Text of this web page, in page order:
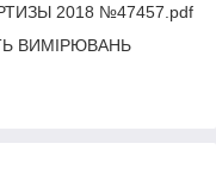
2018 №47457.pdf
ВИМІРЮВАНЬ